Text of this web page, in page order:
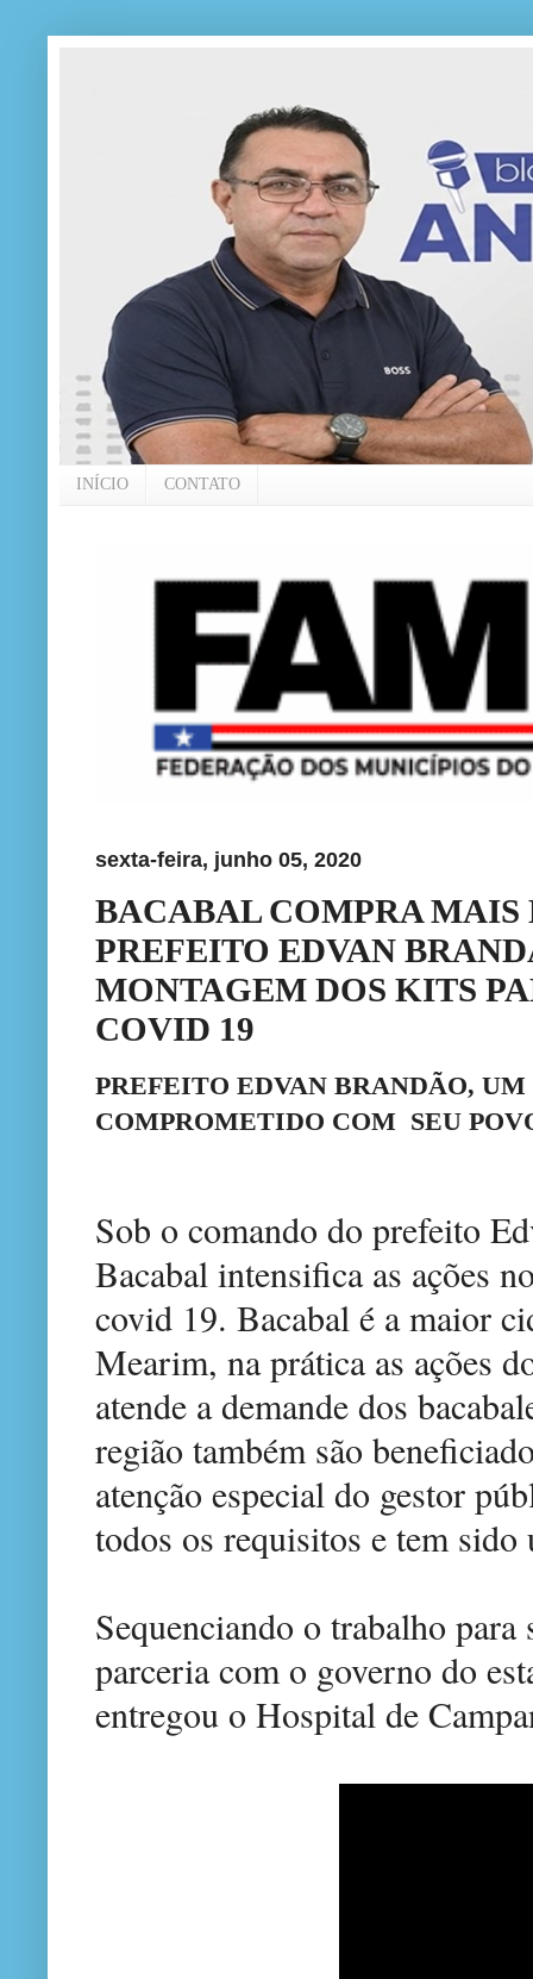
INÍCIO CONTATO
sexta-feira, junho 05, 2020
BACABAL COMPRA
PREFEITO EDVAN
MONTAGEM DOS KITS
COVID 19
PREFEITO EDVAN BRANDÃO,
COMPROMETIDO COM SEU
Sob o comando do prefeito
Bacabal intensifica as ações
covid 19. Bacabal é a maior
Mearim, na prática as ações
atende a demande dos
região também são
atenção especial do gestor
todos os requisitos e tem
Sequenciando o trabalho
parceria com o governo do
entregou o Hospital de